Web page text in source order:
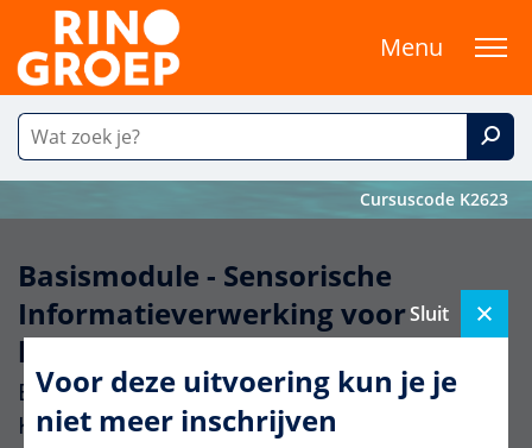
Menu
Cursuscode K2623
Sluit
Voor deze uitvoering kun je je
niet meer inschrijven
Basismodule - Sensorische
Informatieverwerking voor
logopedisten
Een cursus vanuit het aanbod van Anders
Kijken naar Kinderen